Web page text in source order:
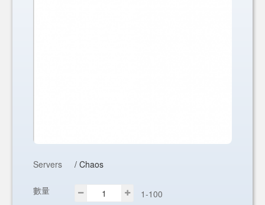
Servers / Chaos
數量 1-100